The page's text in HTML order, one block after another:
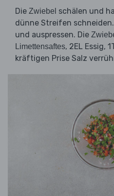
Die Zwiebel schälen und
dünne Streifen
und auspressen. Die
Limettensaftes, 2EL Essig,
kräftigen Prise Salz